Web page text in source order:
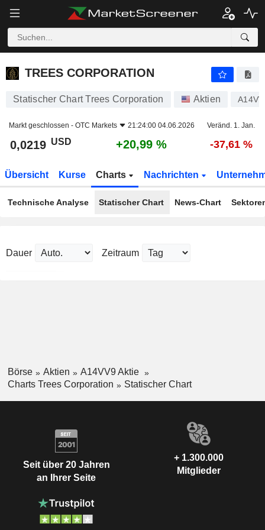
TREES CORPORATION
TREES CORPORATION
Statischer Chart Trees Corporation Aktien
Markt geschlossen - OTC Markets 21:24:00 04.06.2026 Veränd. 1. Jan.
0,0219 USD +20,99 % -37,61 %
Übersicht Kurse Charts Nachrichten
Technische Analyse Statischer Chart News-Chart
Dauer Zeitraum
Börse Aktien
A14VV9 Aktie
Charts Trees Corporation
Statischer Chart
Seit über 20 Jahren
an Ihrer Seite
+ 1.300.000
Mitglieder